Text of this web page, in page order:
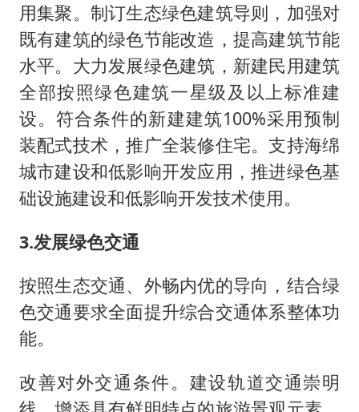
用集聚。制订生态绿色建筑导则，加强对
既有建筑的绿色节能改造，提高建筑节能
水平。大力发展绿色建筑，新建民用建筑
全部按照绿色建筑一星级及以上标准建
设。符合条件的新建建筑100%采用预制
装配式技术，推广全装修住宅。支持海绵
城市建设和低影响开发应用，推进绿色基
础设施建设和低影响开发技术使用。
3.发展绿色交通
按照生态交通、外畅内优的导向，结合绿
色交通要求全面提升综合交通体系整体功
能。
改善对外交通条件。建设轨道交通崇明